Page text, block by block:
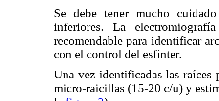
Se debe tener mucho
inferiores. La
recomendable para identificar
con el control del esfínter.
Una vez identificadas las raíces
micro-raicillas (15-20 c/u) y